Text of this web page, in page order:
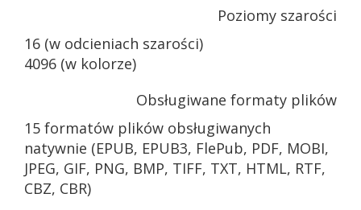
Poziomy szarości
16 (w odcieniach szarości)
4096 (w kolorze)
Obsługiwane formaty plików
15 formatów plików obsługiwanych
natywnie (EPUB, EPUB3, FlePub, PDF, MOBI,
JPEG, GIF, PNG, BMP, TIFF, TXT, HTML, RTF,
CBZ, CBR)